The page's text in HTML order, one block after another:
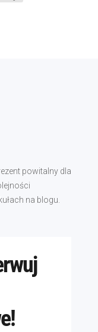
powitalny dla
na blogu.